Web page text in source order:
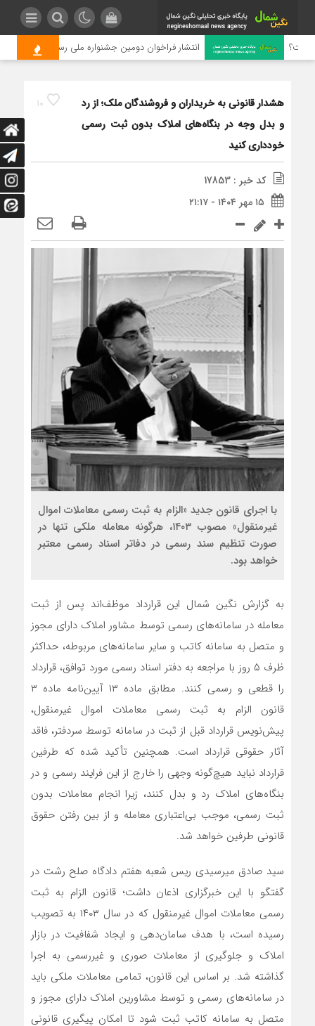
انتشار فراخوان دومین جشنواره ملی رسانه‌ای چای
10
هشدار قانونی به خریداران و فروشندگان ملک؛ از رد
و بدل وجه در بنگاه‌های املاک بدون ثبت رسمی
خودداری کنید
کد خبر : 17853
۱۵ مهر ۱۴۰۴ - ۲۱:۱۷
با اجرای قانون جدید «الزام به ثبت رسمی معاملات اموال
غیرمنقول» مصوب ۱۴۰۳، هرگونه معامله ملکی تنها در
صورت تنظیم سند رسمی در دفاتر اسناد رسمی معتبر
خواهد بود.
به گزارش نگین شمال این قرارداد موظف‌اند پس از ثبت
معامله در سامانه‌های رسمی توسط مشاور املاک دارای مجوز
و متصل به سامانه کاتب و سایر سامانه‌های مربوطه، حداکثر
ظرف ۵ روز با مراجعه به دفتر اسناد رسمی مورد توافق، قرارداد
را قطعی و رسمی کنند. مطابق ماده ۱۳ آیین‌نامه ماده ۳
قانون الزام به ثبت رسمی معاملات اموال غیرمنقول،
پیش‌نویس قرارداد قبل از ثبت در سامانه توسط سردفتر، فاقد
آثار حقوقی قرارداد است. همچنین تأکید شده که طرفین
قرارداد نباید هیچ‌گونه وجهی را خارج از این فرایند رسمی و در
بنگاه‌های املاک رد و بدل کنند، زیرا انجام معاملات بدون
ثبت رسمی، موجب بی‌اعتباری معامله و از بین رفتن حقوق
قانونی طرفین خواهد شد.
سید صادق میرسیدی ریس شعبه هفتم دادگاه صلح رشت در
گفتگو با این خبرگزاری اذعان داشت؛ قانون الزام به ثبت
رسمی معاملات اموال غیرمنقول که در سال ۱۴۰۳ به تصویب
رسیده است، با هدف سامان‌دهی و ایجاد شفافیت در بازار
املاک و جلوگیری از معاملات صوری و غیررسمی به اجرا
گذاشته شد. بر اساس این قانون، تمامی معاملات ملکی باید
در سامانه‌های رسمی و توسط مشاورین املاک دارای مجوز و
متصل به سامانه کاتب ثبت شود تا امکان پیگیری قانونی